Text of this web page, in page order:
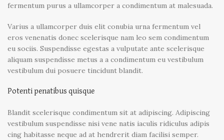
fermentum purus a ullamcorper a condimentum at malesuada.
Varius a ullamcorper duis elit conubia urna fermentum vel
eros venenatis donec scelerisque nam leo sem condimentum
eu sociis. Suspendisse egestas a vulputate ante scelerisque
aliquam suspendisse metus a a condimentum eu vestibulum
vestibulum dui posuere tincidunt blandit.
Potenti penatibus quisque
Blandit scelerisque condimentum sit at adipiscing. Adipiscing
vestibulum suspendisse nisi vene natis iaculis ridiculus adipis
cing habitasse neque ad at hendrerit diam facilisi semper.